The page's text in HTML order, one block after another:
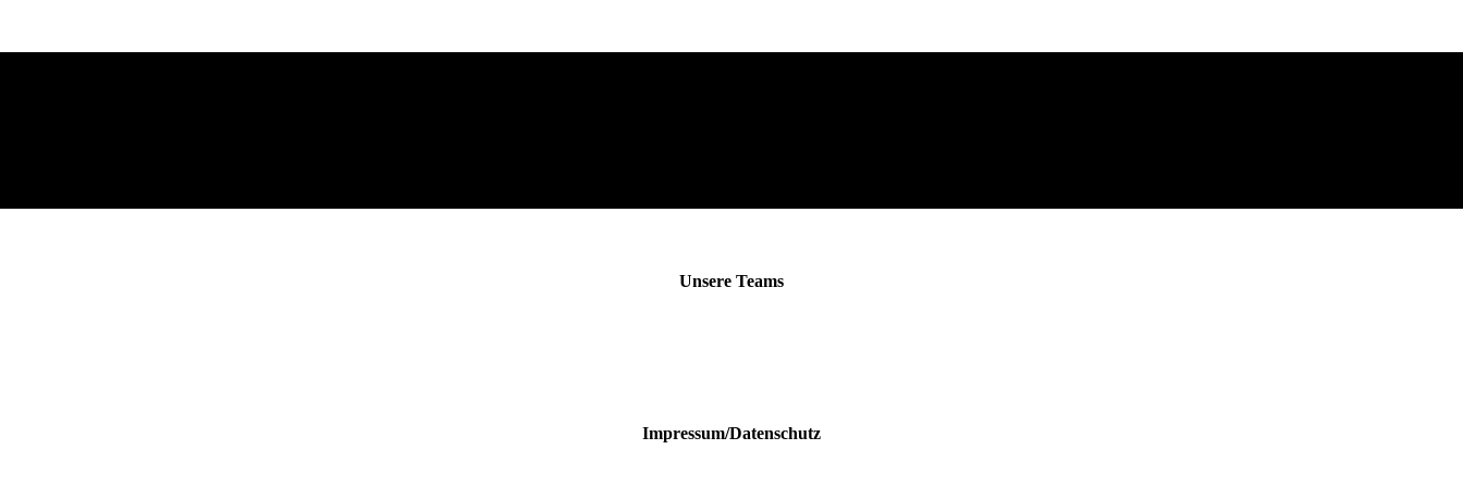
Unsere Teams
Impressum/Datenschutz